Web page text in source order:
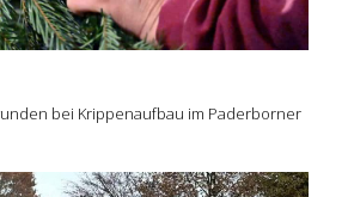
bei Krippenaufbau im Paderborner